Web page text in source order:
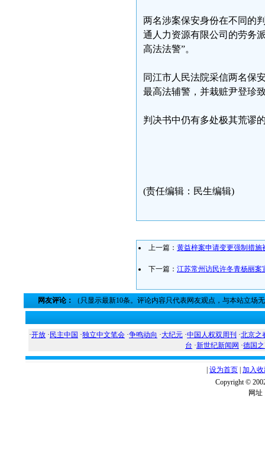
两名涉案保安身份在不同的
通人力资源有限公司的劳务
高法法警”。
同江市人民法院采信两名保
最高法辅警，并栽赃尹登珍
判决书中仍有多处极其荒谬
(责任编辑：民生编辑)
上一篇： 黄益梓案申请变更强制措施
下一篇： 江苏常州访民许冬青杨丽案
网友评论： （只显示最新10条。评论内容只代表网友观点，与本站立场
·开放 · 民主中国 ·独立中文笔会 ·争鸣动向 ·大纪元 ·中国人权双周刊 ·北京之
台 ·新世纪新闻网 ·德国
设为首页 加入
Copyright ©
网址